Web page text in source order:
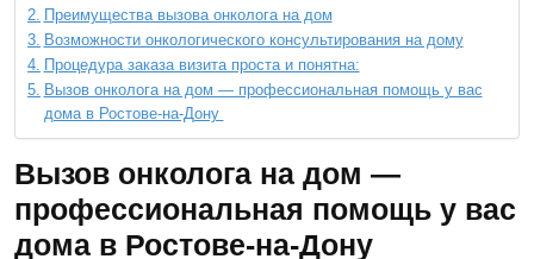
Преимущества вызова онколога на дом
Возможности онкологического консультирования на дому
Процедура заказа визита проста и понятна:
Вызов онколога на дом — профессиональная помощь у вас
дома в Ростове-на-Дону
Вызов онколога на дом —
профессиональная помощь у вас
дома в Ростове-на-Дону